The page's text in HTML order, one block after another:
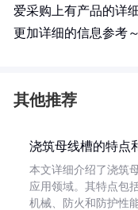
爱采购上有产品的详
更加详细的信息参考～
其他推荐
浇筑母线槽的特点
本文详细介绍了浇筑
应用领域。其特点包
机械、防火和防护性